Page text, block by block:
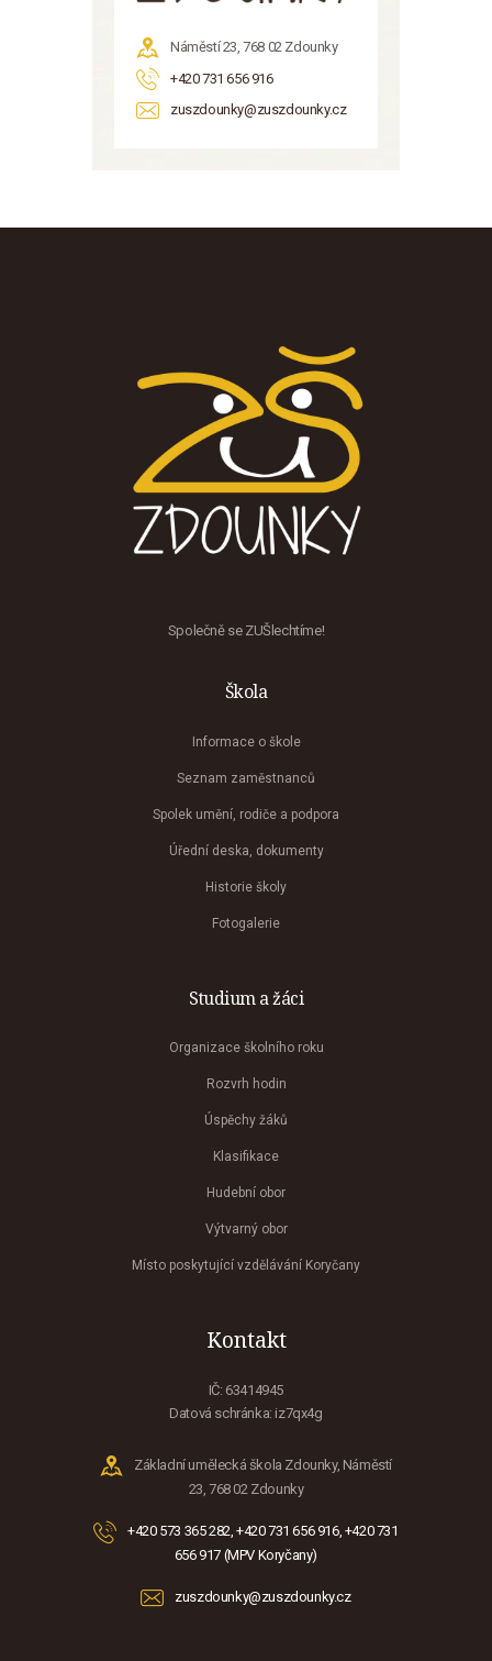
Náměstí 23, 768 02 Zdounky
+420 731 656 916
zuszdounky@zuszdounky.cz
Společně se ZUŠlechtíme!
Škola
Informace o škole
Seznam zaměstnanců
Spolek umění, rodiče a podpora
Úřední deska, dokumenty
Historie školy
Fotogalerie
Studium a žáci
Organizace školního roku
Rozvrh hodin
Úspěchy žáků
Klasifikace
Hudební obor
Výtvarný obor
Místo poskytující vzdělávání Koryčany
Kontakt
IČ: 63414945
Datová schránka: iz7qx4g
Základní umělecká škola Zdounky, Náměstí
23, 768 02 Zdounky
+420 573 365 282, +420 731 656 916, +420 731
656 917 (MPV Koryčany)
zuszdounky@zuszdounky.cz